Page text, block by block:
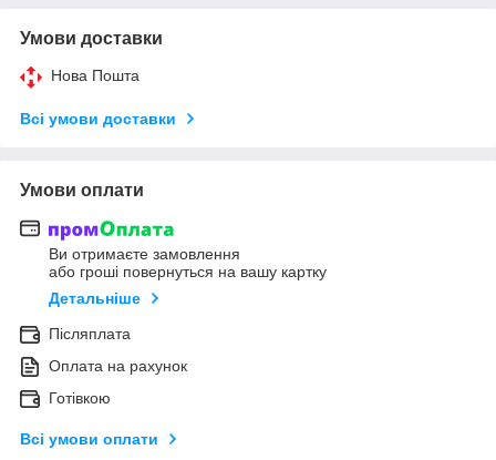
Умови доставки
Нова Пошта
Всі умови доставки
Умови оплати
Ви отримаєте замовлення
або гроші повернуться на вашу картку
Детальніше
Післяплата
Оплата на рахунок
Готівкою
Всі умови оплати